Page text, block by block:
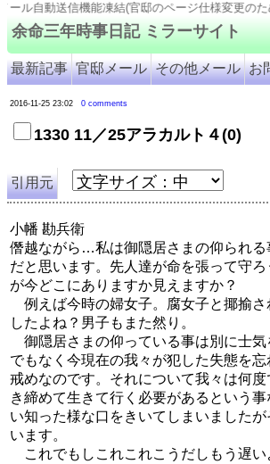
余命三年時事日記 ミラーサイト
最新記事 官邸メール その他メール お
2016-11-25 23:02 0 comments
1330 11／25アラカルト４(0)
引用元
小幡 勘兵衛
僭越ながら…私は御隠居さまの仰られる
だと思います。先人達が命を張って守
が今どこにありますか見えますか？
例えば今時の婦女子。腐女子と揶揄さ
したよね？男子もまた然り。
御隠居さまの仰っている事は別に士気
でもなく今現在の我々が犯した失態を忘
戒めなのです。それについて我々は何度
き締めて生きて行く必要があるという
い知った様な口をきいてしまいました
います。
これでもしこれこれこうだしもう遅い
送信機能凍結(官邸のページ仕様変更のため).